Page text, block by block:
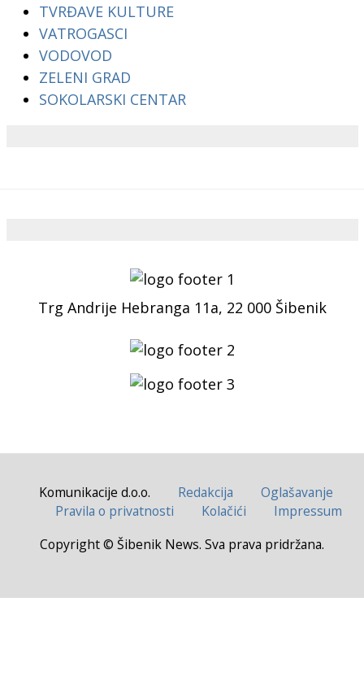
TVRĐAVE KULTURE
VATROGASCI
VODOVOD
ZELENI GRAD
SOKOLARSKI CENTAR
Trg Andrije Hebranga 11a, 22 000 Šibenik
Komunikacije d.o.o. Redakcija
Oglašavanje
Pravila o privatnosti
Kolačići
Impressum
Copyright © Šibenik News. Sva prava pridržana.